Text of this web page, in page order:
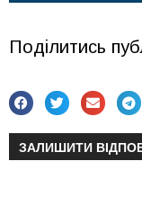
Поділитись
ЗАЛИШИТИ